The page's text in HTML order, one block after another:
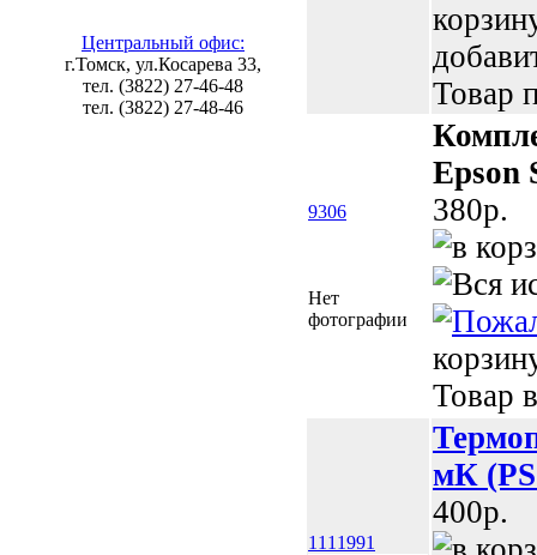
Центральный офис:
г.Томск, ул.Косарева 33,
тел. (3822) 27-46-48
тел. (3822) 27-48-46
Товар
9306
Нет
фотографии
Epson
380p.
Товар
1111991
мК
400p.